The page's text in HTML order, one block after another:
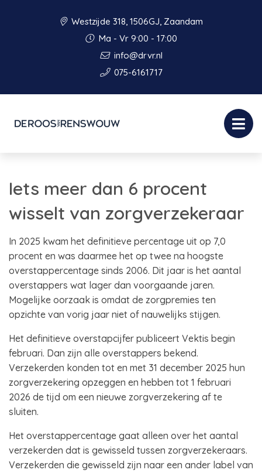
Westzijde 318, 1506GJ, Zaandam
Ma - Vr 9:00 - 17:00
info@drvr.nl
075-6161717
Iets meer dan 6 procent
wisselt van zorgverzekeraar
In 2025 kwam het definitieve percentage uit op 7,0
procent en was daarmee het op twee na hoogste
overstappercentage sinds 2006. Dit jaar is het aantal
overstappers wat lager dan voorgaande jaren.
Mogelijke oorzaak is omdat de zorgpremies ten
opzichte van vorig jaar niet of nauwelijks stijgen.
Het definitieve overstapcijfer publiceert Vektis begin
februari. Dan zijn alle overstappers bekend.
Verzekerden konden tot en met 31 december 2025 hun
zorgverzekering opzeggen en hebben tot 1 februari
2026 de tijd om een nieuwe zorgverzekering af te
sluiten.
Het overstappercentage gaat alleen over het aantal
verzekerden dat is gewisseld tussen zorgverzekeraars.
Verzekerden die gewisseld zijn naar een ander label van